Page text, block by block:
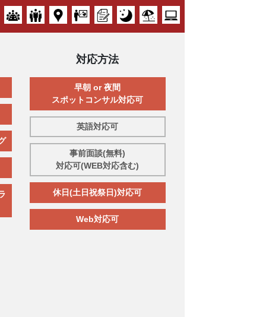
対応方法
早朝 or 夜間
スポットコンサル対応可
英語対応可
事前面談(無料)
対応可(WEB対応含む)
休日(土日祝祭日)対応可
Web対応可